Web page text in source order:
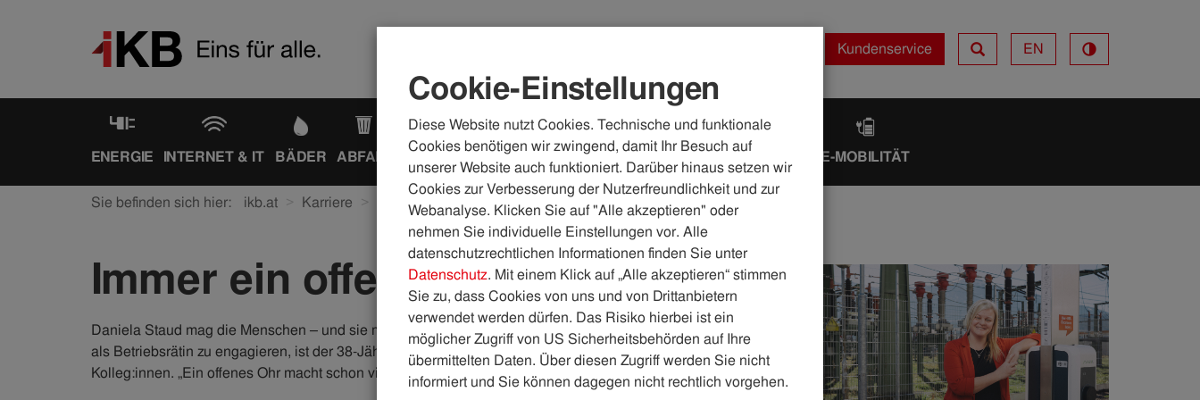
Kundenservice EN
ENERGIE INTERNET & IT BÄDER ABFALL WASSER & ABWASSER KÄLTE & WÄRME PHOTOVOLTAIK E-MOBILITÄT
Sie befinden sich hier: ikb.at Karriere Einblicke Immer ein offenes Ohr
Immer ein offenes Ohr
Daniela Staud mag die Menschen – und sie mag die IKB, die seit der Lehrzeit ihre Arbeitsheimat ist. Sich
als Betriebsrätin zu engagieren, ist der 38-Jährigen sehr wichtig und das ist sehr schön für ihre
Kolleg:innen. „Ein offenes Ohr macht schon viel aus“, sagt sie. Stimmt.
Cookie-Einstellungen
Diese Website nutzt Cookies. Technische und funktionale
Cookies benötigen wir zwingend, damit Ihr Besuch auf
unserer Website auch funktioniert. Darüber hinaus setzen wir
Cookies zur Verbesserung der Nutzerfreundlichkeit und zur
Webanalyse. Klicken Sie auf "Alle akzeptieren" oder
nehmen Sie individuelle Einstellungen vor. Alle
datenschutzrechtlichen Informationen finden Sie unter
Datenschutz. Mit einem Klick auf „Alle akzeptieren“ stimmen
Sie zu, dass Cookies von uns und von Drittanbietern
verwendet werden dürfen. Das Risiko hierbei ist ein
möglicher Zugriff von US Sicherheitsbehörden auf Ihre
übermittelten Daten. Über diesen Zugriff werden Sie nicht
informiert und Sie können dagegen nicht rechtlich vorgehen.